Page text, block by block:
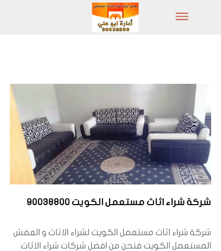
شركة شراء اثاث مستعمل الكويت 90038800
شركة شراء اثاث مستعمل الكويت لشراء الاثاث و العفش
المستعمل الكويت فنحن من افضل شركات شراء الاثاث